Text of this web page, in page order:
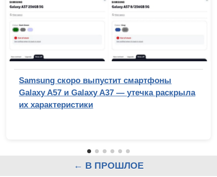
Samsung скоро выпустит смартфоны
Galaxy A57 и Galaxy A37 — утечка раскрыла
их характеристики
← В ПРОШЛОЕ